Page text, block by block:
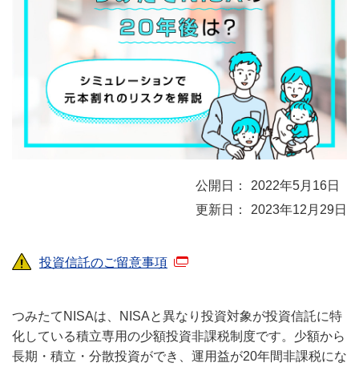
2022年5月16日
2023年12月29日
投資信託のご留意事項
つみたてNISAは、NISAと異なり投資対象が投資信託に特
化している積立専用の少額投資非課税制度です。少額から
長期・積立・分散投資ができ、運用益が20年間非課税にな